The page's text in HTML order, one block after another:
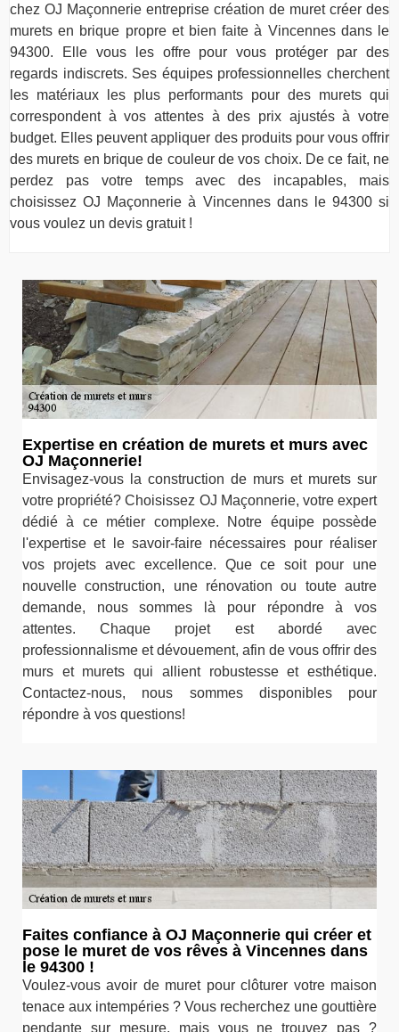
chez OJ Maçonnerie entreprise création de muret créer des
murets en brique propre et bien faite à Vincennes dans le
94300. Elle vous les offre pour vous protéger par des
regards indiscrets. Ses équipes professionnelles cherchent
les matériaux les plus performants pour des murets qui
correspondent à vos attentes à des prix ajustés à votre
budget. Elles peuvent appliquer des produits pour vous offrir
des murets en brique de couleur de vos choix. De ce fait, ne
perdez pas votre temps avec des incapables, mais
choisissez OJ Maçonnerie à Vincennes dans le 94300 si
vous voulez un devis gratuit !
Expertise en création de murets et murs avec
OJ Maçonnerie!
Envisagez-vous la construction de murs et murets sur
votre propriété? Choisissez OJ Maçonnerie, votre expert
dédié à ce métier complexe. Notre équipe possède
l'expertise et le savoir-faire nécessaires pour réaliser
vos projets avec excellence. Que ce soit pour une
nouvelle construction, une rénovation ou toute autre
demande, nous sommes là pour répondre à vos
attentes. Chaque projet est abordé avec
professionnalisme et dévouement, afin de vous offrir des
murs et murets qui allient robustesse et esthétique.
Contactez-nous, nous sommes disponibles pour
répondre à vos questions!
Faites confiance à OJ Maçonnerie qui créer et
pose le muret de vos rêves à Vincennes dans
le 94300 !
Voulez-vous avoir de muret pour clôturer votre maison
tenace aux intempéries ? Vous recherchez une gouttière
pendante sur mesure, mais vous ne trouvez pas ?